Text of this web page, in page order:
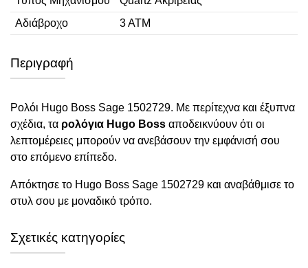
Αδιάβροχο
3 ΑΤΜ
Περιγραφή
Ρολόι Hugo Boss Sage 1502729. Με περίτεχνα και έξυπνα
σχέδια, τα ρολόγια Hugo Boss αποδεικνύουν ότι οι
λεπτομέρειες μπορούν να ανεβάσουν την εμφάνισή σου
στο επόμενο επίπεδο.
Απόκτησε το Hugo Boss Sage 1502729 και αναβάθμισε το
στυλ σου με μοναδικό τρόπο.
Σχετικές κατηγορίες